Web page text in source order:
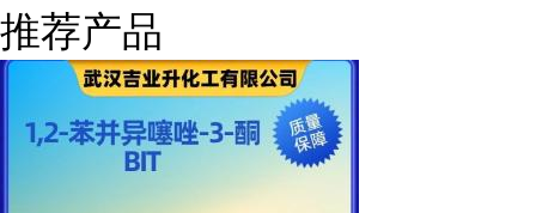
推荐产品